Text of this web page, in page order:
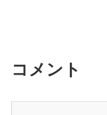
コメント